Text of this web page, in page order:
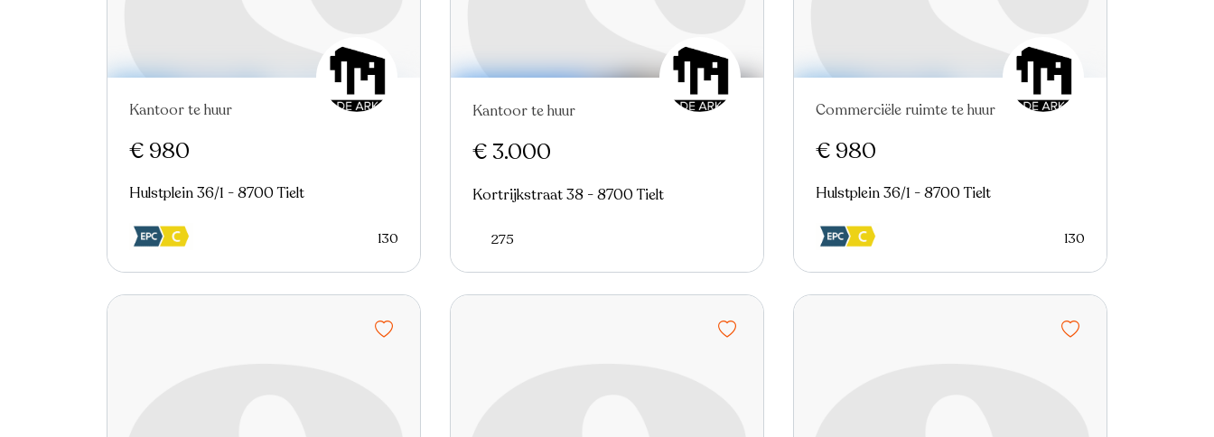
Nieuw
Kantoor te huur
€ 980
Hulstplein 36/1 - 8700 Tielt
130
Nieuw
Kantoor te huur
€ 3.000
Kortrijkstraat 38 - 8700 Tielt
275
Nieuw
Commerciële ruimte te huur
€ 980
Hulstplein 36/1 - 8700 Tielt
130